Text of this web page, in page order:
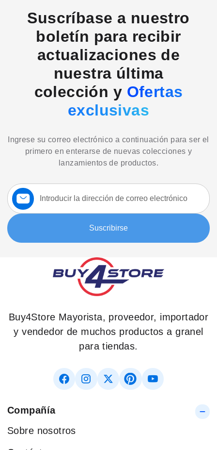
Suscríbase a nuestro
boletín para recibir
actualizaciones de
nuestra última
colección y Ofertas
exclusivas
Ingrese su correo electrónico a continuación para ser el
primero en enterarse de nuevas colecciones y
lanzamientos de productos.
Suscríbase
a
nuestro
boletín:
Suscribirse
Buy4Store Mayorista, proveedor, importador
y vendedor de muchos productos a granel
para tiendas.
Compañía
Sobre nosotros